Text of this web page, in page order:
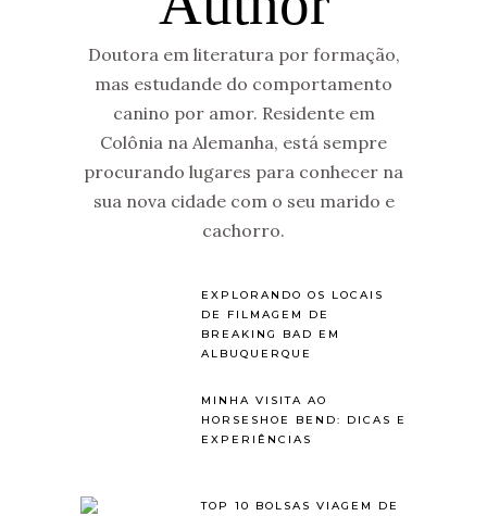
Doutora em literatura por formação,
mas estudande do comportamento
canino por amor. Residente em
Colônia na Alemanha, está sempre
procurando lugares para conhecer na
sua nova cidade com o seu marido e
cachorro.
EXPLORANDO OS LOCAIS
DE FILMAGEM DE
BREAKING BAD EM
ALBUQUERQUE
MINHA VISITA AO
HORSESHOE BEND: DICAS E
EXPERIÊNCIAS
TOP 10 BOLSAS VIAGEM DE